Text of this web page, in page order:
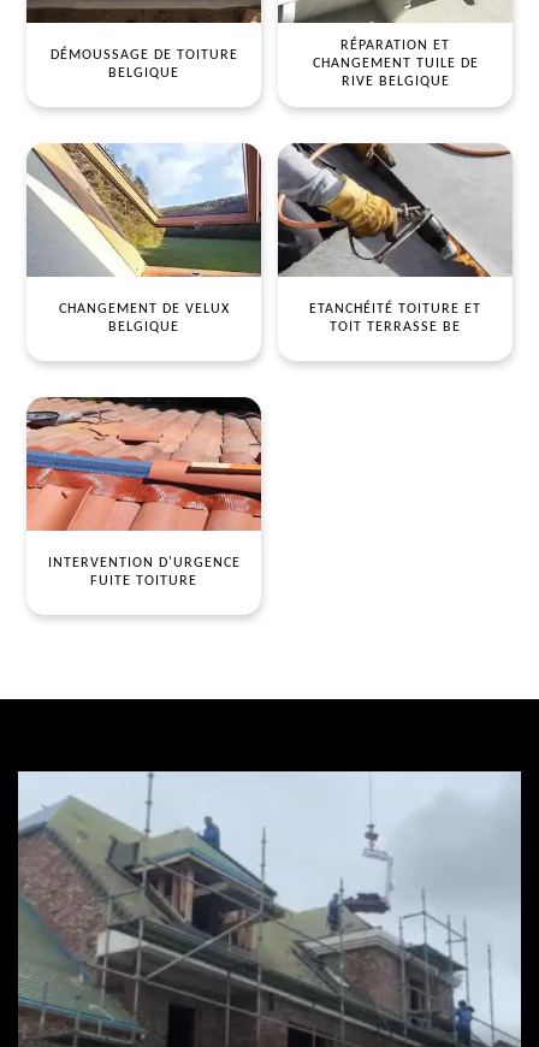
DÉMOUSSAGE DE TOITURE
BELGIQUE
RÉPARATION ET
CHANGEMENT TUILE DE
RIVE BELGIQUE
CHANGEMENT DE VELUX
BELGIQUE
ETANCHÉITÉ TOITURE ET
TOIT TERRASSE BE
INTERVENTION D'URGENCE
FUITE TOITURE